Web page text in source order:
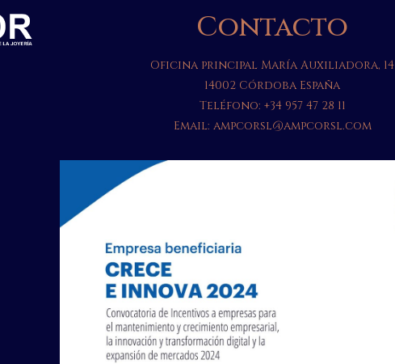
Contacto
Oficina principal María Auxiliadora, 14
14002 Córdoba España
Teléfono: +34 957 47 28 11
Email: ampcorsl@ampcorsl.com